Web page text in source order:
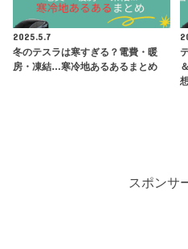
2025.5.7
冬のテスラは寒すぎる？電費・暖
房・凍結…寒冷地あるあるまとめ
スポンサ